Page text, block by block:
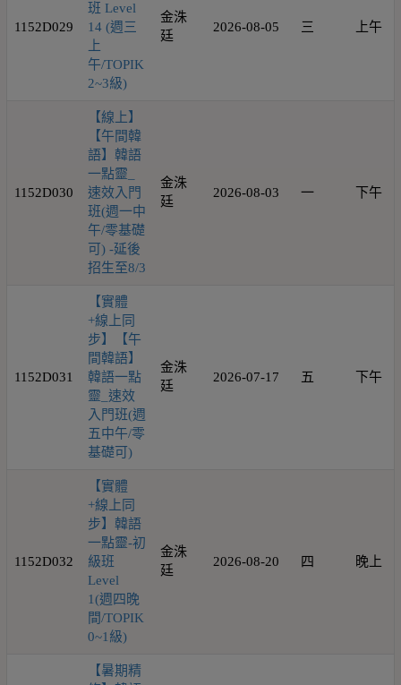
1152D029
班 Level
14 (週三
上
午/TOPIK
2~3級)
金洙
廷
2026-08-05 三 上午
1152D030
【線上】
【午間韓
語】韓語
一點靈_
速效入門
班(週一中
午/零基礎
可) -延後
招生至8/3
金洙
廷
2026-08-03 一 下午
1152D031
【實體
+線上同
步】【午
間韓語】
韓語一點
靈_速效
入門班(週
五中午/零
基礎可)
金洙
廷
2026-07-17 五 下午
1152D032
【實體
+線上同
步】韓語
一點靈-初
級班
Level
1(週四晚
間/TOPIK
0~1級)
金洙
廷
2026-08-20 四 晚上
【暑期精